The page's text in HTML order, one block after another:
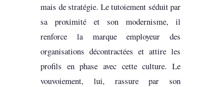
mais de stratégie. Le tutoiement séduit par
sa proximité et son modernisme, il
renforce la marque employeur des
organisations décontractées et attire les
profils en phase avec cette culture. Le
vouvoiement, lui, rassure par son